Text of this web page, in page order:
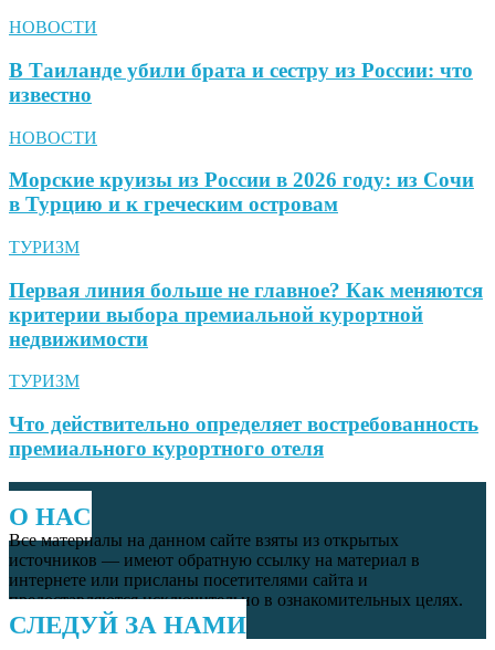
НОВОСТИ
В Таиланде убили брата и сестру из России: что
известно
НОВОСТИ
Морские круизы из России в 2026 году: из Сочи
в Турцию и к греческим островам
ТУРИЗМ
Первая линия больше не главное? Как меняются
критерии выбора премиальной курортной
недвижимости
ТУРИЗМ
Что действительно определяет востребованность
премиального курортного отеля
О НАС
Все материалы на данном сайте взяты из открытых
источников — имеют обратную ссылку на материал в
интернете или присланы посетителями сайта и
предоставляются исключительно в ознакомительных целях.
СЛЕДУЙ ЗА НАМИ